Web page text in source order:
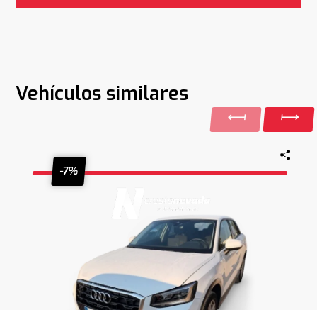
Vehículos similares
-7%